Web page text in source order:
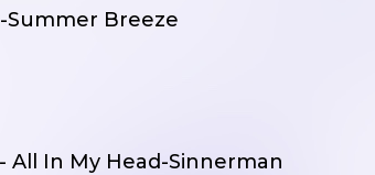
Summer Breeze
All In My Head-Sinnerman